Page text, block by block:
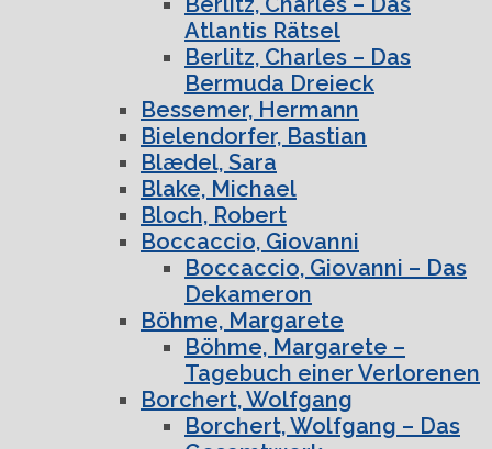
Atlantis Rätsel
Berlitz, Charles – Das
Bermuda Dreieck
Bessemer, Hermann
Bielendorfer, Bastian
Blædel, Sara
Blake, Michael
Bloch, Robert
Boccaccio, Giovanni
Boccaccio, Giovanni – Das
Dekameron
Böhme, Margarete
Böhme, Margarete –
Tagebuch einer Verlorenen
Borchert, Wolfgang
Borchert, Wolfgang – Das